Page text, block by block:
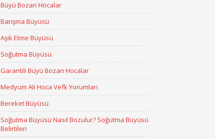
Büyü Bozan Hocalar
Barışma Büyüsü
Aşık Etme Büyüsü
Soğutma Büyüsü
Garantili Büyü Bozan Hocalar
Medyum Ali Hoca Vefk Yorumları
Bereket Büyüsü
Soğutma Büyüsü Nasıl Bozulur? Soğutma Büyüsü
Belirtileri